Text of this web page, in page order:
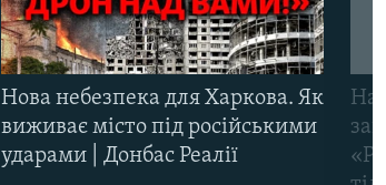
Нова небезпека для Харкова. Як
виживає місто під російськими
ударами | Донбас Реалії